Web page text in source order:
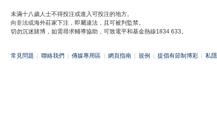
未滿十八歲人士不得投注或進入可投注的地方。
向非法或海外莊家下注，即屬違法，且可被判監禁。
切勿沉迷賭博，如需尋求輔導協助，可致電平和基金熱線1834 633。
常見問題 聯絡我們 傳媒專用區 網頁指南 規例 提倡有節制博彩 私